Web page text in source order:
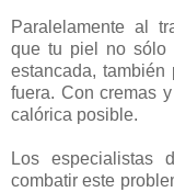
Paralelamente al
que tu piel no sólo
estancada,
fuera. Con cremas
calórica posible.
Los especialistas
combatir este